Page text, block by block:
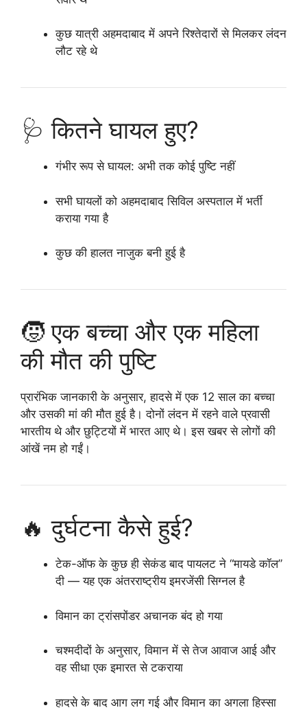
कुछ यात्री अहमदाबाद में अपने रिश्तेदारों से मिलकर लंदन
लौट रहे थे
🩺 कितने घायल हुए?
गंभीर रूप से घायल: अभी तक कोई पुष्टि नहीं
सभी घायलों को अहमदाबाद सिविल अस्पताल में भर्ती
कराया गया है
कुछ की हालत नाजुक बनी हुई है
🧒‍ एक बच्चा और एक महिला
की मौत की पुष्टि
प्रारंभिक जानकारी के अनुसार, हादसे में एक 12 साल का बच्चा
और उसकी मां की मौत हुई है। दोनों लंदन में रहने वाले प्रवासी
भारतीय थे और छुट्टियों में भारत आए थे। इस खबर से लोगों की
आंखें नम हो गईं।
🔥 दुर्घटना कैसे हुई?
टेक-ऑफ के कुछ ही सेकंड बाद पायलट ने “मायडे कॉल”
दी — यह एक अंतरराष्ट्रीय इमरजेंसी सिग्नल है
विमान का ट्रांसपोंडर अचानक बंद हो गया
चश्मदीदों के अनुसार, विमान में से तेज आवाज आई और
वह सीधा एक इमारत से टकराया
हादसे के बाद आग लग गई और विमान का अगला हिस्सा